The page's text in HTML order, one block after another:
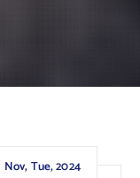
Nov, Tue, 2024